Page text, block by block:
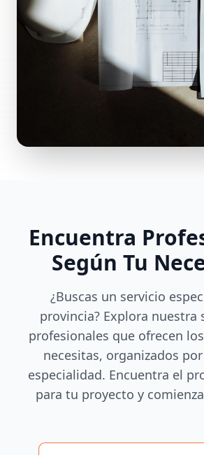
Encuentra
Según Tu
¿Buscas un servicio
provincia? Explora nuestra
profesionales que ofrecen
necesitas, organizados
especialidad. Encuentra el
para tu proyecto y